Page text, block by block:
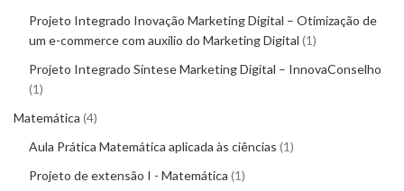
Projeto Integrado Inovação Marketing Digital – Otimização de
um e-commerce com auxílio do Marketing Digital 1
Projeto Integrado Síntese Marketing Digital – InnovaConselho
1
Matemática 4
Aula Prática Matemática aplicada às ciências 1
Projeto de extensão I - Matemática 1